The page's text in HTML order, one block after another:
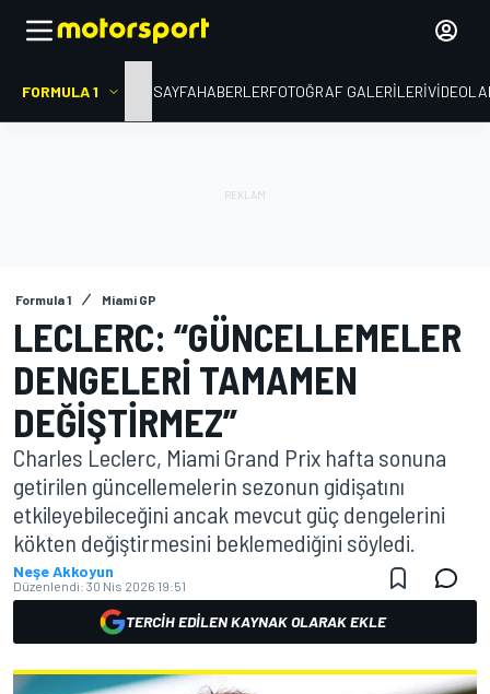
FORMULA 1 ANA SAYFAHABERLERFOTOĞRAF GALERILERI
Formula 1 Miami GP
LECLERC: “GÜNCELLEMELER
DENGELERI TAMAMEN
DEĞIŞTIRMEZ”
Charles Leclerc, Miami Grand Prix hafta sonuna
getirilen güncellemelerin sezonun gidişatını
etkileyebileceğini ancak mevcut güç dengelerini
kökten değiştirmesini beklemediğini söyledi.
Neşe Akkoyun
Düzenlendi: 30 Nis 2026 19:51
TERCIH EDILEN KAYNAK OLARAK EKLE